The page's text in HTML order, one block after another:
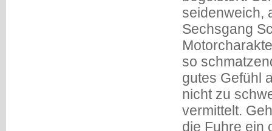
seidenweich,
Sechsgang
so
gutes Gefühl
nicht zu
vermittelt.
die Fuhre ein